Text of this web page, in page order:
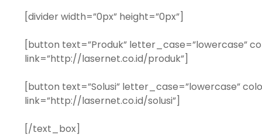
[divider width=”0px” height=”0px”]
[button text=”Produk” letter_case=”lowercase”
link=”http://lasernet.co.id/produk”]
[button text=”Solusi” letter_case=”lowercase”
link=”http://lasernet.co.id/solusi”]
[/text_box]